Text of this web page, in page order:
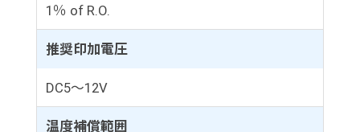
1％ of R.O.
推奨印加電圧
DC5～12V
温度補償範囲